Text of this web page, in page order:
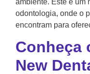
ambiente. Este é um
odontologia, onde o
encontram para
Conheça
New